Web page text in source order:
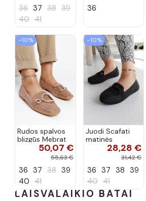
36 37 38 39
40 41
36
−10%
Rudos spalvos
blizgūs Mebrat
bateliai50,07 €
55,63 €
36 37 38 39
40 41
−10%
Juodi Scafati
matinės
apdailos bateliai
28,28 €
31,42 €
36 37 38 39
40 41
LAISVALAIKIO BATAI